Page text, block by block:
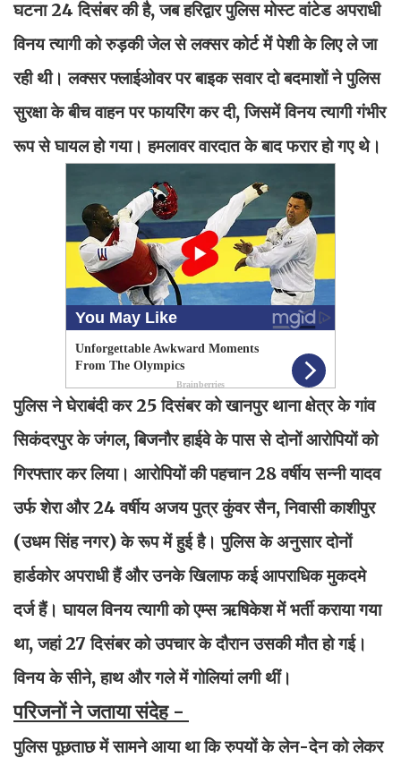
घटना 24 दिसंबर की है, जब हरिद्वार पुलिस मोस्ट वांटेड अपराधी
विनय त्यागी को रुड़की जेल से लक्सर कोर्ट में पेशी के लिए ले जा
रही थी। लक्सर फ्लाईओवर पर बाइक सवार दो बदमाशों ने पुलिस
सुरक्षा के बीच वाहन पर फायरिंग कर दी, जिसमें विनय त्यागी गंभीर
रूप से घायल हो गया। हमलावर वारदात के बाद फरार हो गए थे।
पुलिस ने घेराबंदी कर 25 दिसंबर को खानपुर थाना क्षेत्र के गांव
सिकंदरपुर के जंगल, बिजनौर हाईवे के पास से दोनों आरोपियों को
गिरफ्तार कर लिया। आरोपियों की पहचान 28 वर्षीय सन्नी यादव
उर्फ शेरा और 24 वर्षीय अजय पुत्र कुंवर सैन, निवासी काशीपुर
(उधम सिंह नगर) के रूप में हुई है। पुलिस के अनुसार दोनों
हार्डकोर अपराधी हैं और उनके खिलाफ कई आपराधिक मुकदमे
दर्ज हैं। घायल विनय त्यागी को एम्स ऋषिकेश में भर्ती कराया गया
था, जहां 27 दिसंबर को उपचार के दौरान उसकी मौत हो गई।
विनय के सीने, हाथ और गले में गोलियां लगी थीं।
परिजनों ने जताया संदेह -
पुलिस पूछताछ में सामने आया था कि रुपयों के लेन-देन को लेकर